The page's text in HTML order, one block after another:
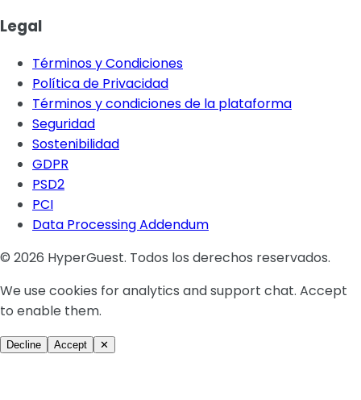
Legal
Términos y Condiciones
Política de Privacidad
Términos y condiciones de la plataforma
Seguridad
Sostenibilidad
GDPR
PSD2
PCI
Data Processing Addendum
© 2026 HyperGuest. Todos los derechos reservados.
We use cookies for analytics and support chat. Accept
to enable them.
Decline Accept ✕